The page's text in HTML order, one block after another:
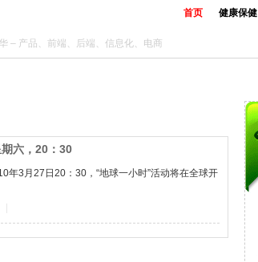
首页 健康保健
– 产品、前端、后端、信息化、电商
六，20：30
年3月27日20：30，“地球一小时”活动将在全球开